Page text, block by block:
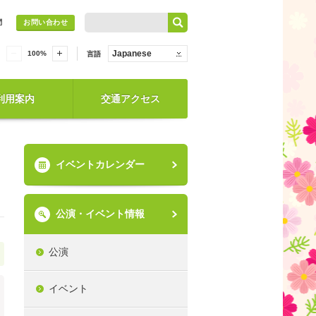
お問い合わせ
100% 言語 Japanese
用案内 交通アクセス
イベントカレンダー
公演・イベント情報
公演
イベント